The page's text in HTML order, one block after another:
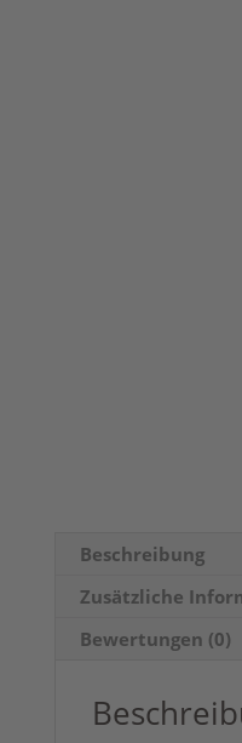
Beschreibung
Zusätzliche
Bewertungen (0)